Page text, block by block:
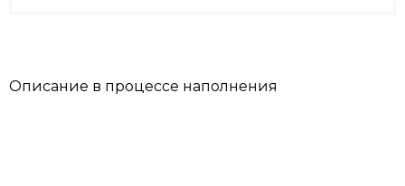
Описание в процессе наполнения